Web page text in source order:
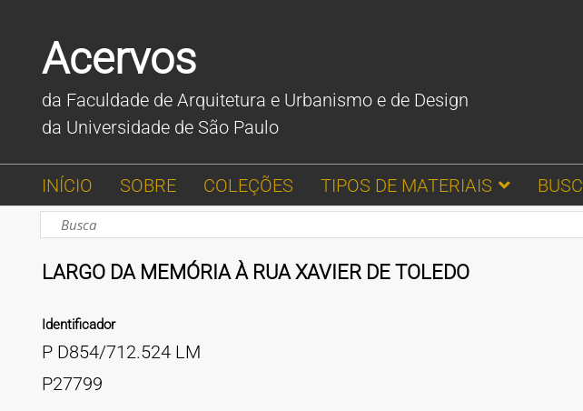
Acervos
da Faculdade de Arquitetura e Urbanismo e de Design
da Universidade de São Paulo
INÍCIO SOBRE COLEÇÕES TIPOS DE MATERIAIS
LARGO DA MEMÓRIA À RUA XAVIER DE TOLEDO
Identificador
P D854/712.524 LM
P27799